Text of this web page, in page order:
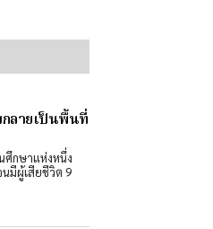
ลายเป็นพื้นที่
ศึกษาแห่งหนึ่ง